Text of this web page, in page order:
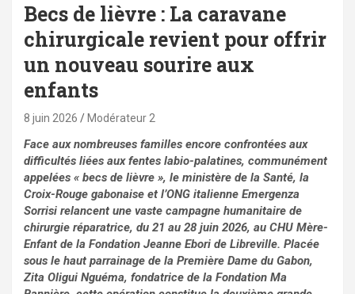
Becs de lièvre : La caravane
chirurgicale revient pour offrir
un nouveau sourire aux
enfants
8 juin 2026 Modérateur 2
Face aux nombreuses familles encore confrontées aux
difficultés liées aux fentes labio-palatines, communément
appelées « becs de lièvre », le ministère de la Santé, la
Croix-Rouge gabonaise et l’ONG italienne Emergenza
Sorrisi relancent une vaste campagne humanitaire de
chirurgie réparatrice, du 21 au 28 juin 2026, au CHU Mère-
Enfant de la Fondation Jeanne Ebori de Libreville. Placée
sous le haut parrainage de la Première Dame du Gabon,
Zita Oligui Nguéma, fondatrice de la Fondation Ma